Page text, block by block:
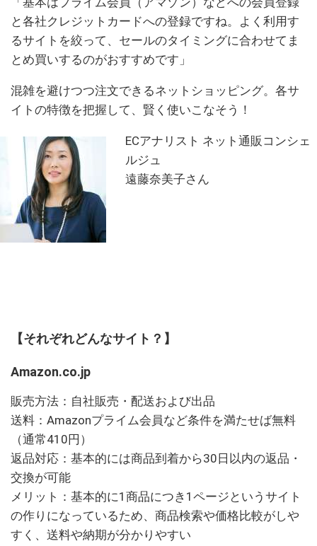
と各社クレジットカードへの登録ですね。よく利用す
るサイトを絞って、セールのタイミングに合わせてま
とめ買いするのがおすすめです」
混雑を避けつつ注文できるネットショッピング。各サ
イトの特徴を把握して、賢く使いこなそう！
ECアナリスト ネット通販コンシェ
ルジュ
遠藤奈美子さん
【それぞれどんなサイト？】
Amazon.co.jp
販売方法：自社販売・配送および出品
送料：Amazonプライム会員など条件を満たせば無料
（通常410円）
返品対応：基本的には商品到着から30日以内の返品・
交換が可能
メリット：基本的に1商品につき1ページというサイト
の作りになっているため、商品検索や価格比較がしや
すく、送料や納期が分かりやすい